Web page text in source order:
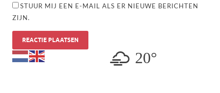
STUUR MIJ EEN E-MAIL ALS ER NIEUWE BERICHTEN
ZIJN.
20°